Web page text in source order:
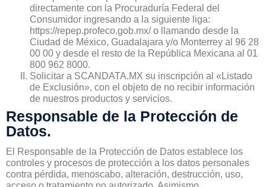
directamente con la Procuraduría Federal del
Consumidor ingresando a la siguiente liga:
https://repep.profeco.gob.mx/ o llamando desde la
Ciudad de México, Guadalajara y/o Monterrey al 96 28
00 00 y desde el resto de la República Mexicana al 01
800 962 8000.
Solicitar a SCANDATA.MX su inscripción al «Listado
de Exclusión», con el objeto de no recibir información
de nuestros productos y servicios.
Responsable de la Protección de
Datos.
El Responsable de la Protección de Datos establece los
controles y procesos de protección a los datos personales
contra pérdida, menoscabo, alteración, destrucción, uso,